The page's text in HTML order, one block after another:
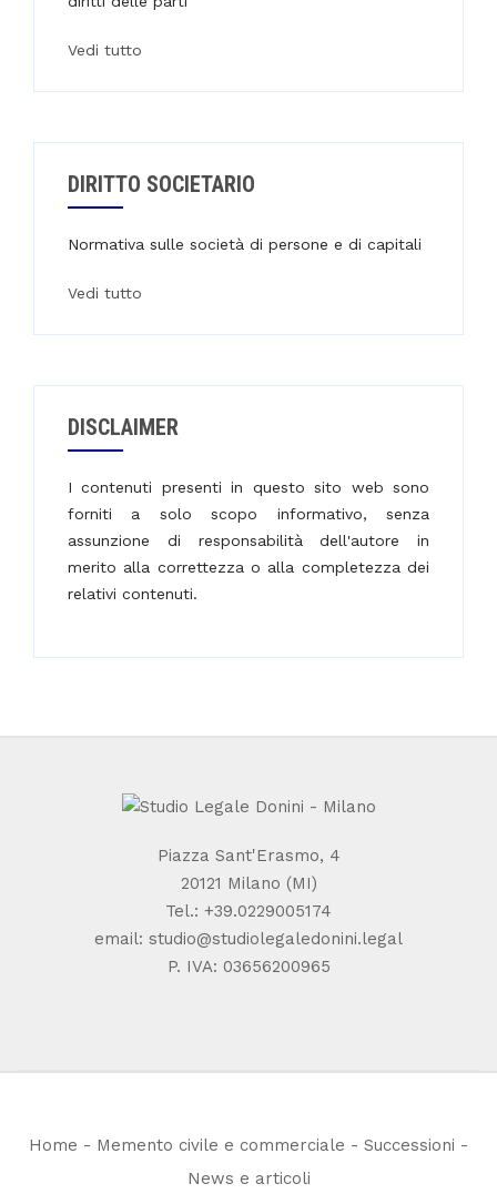
Vedi tutto
DIRITTO SOCIETARIO
Normativa sulle società di persone e di capitali
Vedi tutto
DISCLAIMER
I contenuti presenti in questo sito web sono
forniti a solo scopo informativo, senza
assunzione di responsabilità dell'autore in
merito alla correttezza o alla completezza dei
relativi contenuti.
Piazza Sant'Erasmo, 4
20121 Milano (MI)
Tel.: +39.0229005174
email: studio@studiolegaledonini.legal
P. IVA: 03656200965
Home - Memento civile e commerciale - Successioni -
News e articoli